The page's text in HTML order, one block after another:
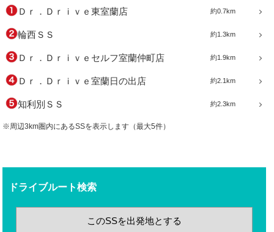
約0.7km
Ｄｒ．Ｄｒｉｖｅ東室蘭店
約1.3km
輪西ＳＳ
約1.9km
Ｄｒ．Ｄｒｉｖｅセルフ室蘭仲町店
約2.1km
Ｄｒ．Ｄｒｉｖｅ室蘭日の出店
約2.3km
知利別ＳＳ
※周辺3km圏内にあるSSを表示します（最大5件）
ドライブルート検索
このSSを出発地とする